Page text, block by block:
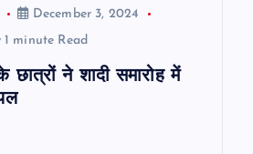
December 3, 2024
1 minute Read
छात्रों ने शादी समारोह में